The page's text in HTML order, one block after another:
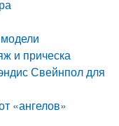
и прическа
Свейнпол для
«ангелов»